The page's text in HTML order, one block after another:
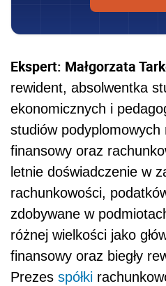
Ekspert: Małgorzata
rewident, absolwentka
ekonomicznych i
studiów
finansowy oraz
letnie doświadczenie w
rachunkowości,
zdobywane w
różnej wielkości jako
finansowy oraz biegły
Prezes spółki